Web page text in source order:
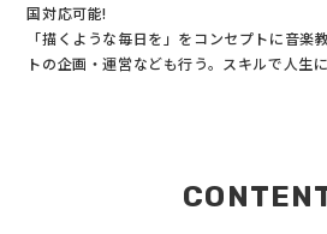
国対応可能!
「描くような毎日を」をコンセプトに音楽
トの企画・運営なども行う。スキルで人生に